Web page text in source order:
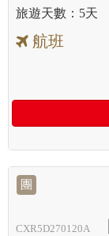
5天
航班
團
CXR5D270120A